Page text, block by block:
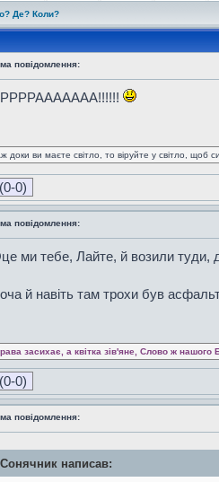
Де? Коли?
повідомлення:
доки ви маєте світло, то віруйте у світло, щоб
(0-0)
повідомлення:
ми тебе, Лайте, й возили туди,
й навіть там трохи був
засихає, а квітка зів'яне, Слово ж нашого
(0-0)
повідомлення:
Сонячник написав: